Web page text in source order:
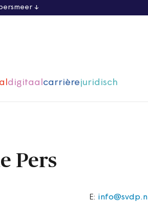
meer
digitaalcarrièrejuridisch
Pers
E: info@svdp.nl